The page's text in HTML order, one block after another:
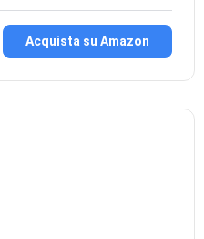
Acquista su Amazon